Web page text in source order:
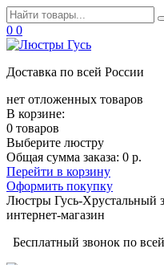
0 0
Доставка по всей России
нет отложенных товаров
В корзине:
0 товаров
Выберите люстру
Общая сумма заказа: 0 р.
Перейти в корзину
Оформить покупку
Люстры Гусь-Хрустальный
интернет-магазин
Бесплатный звонок по